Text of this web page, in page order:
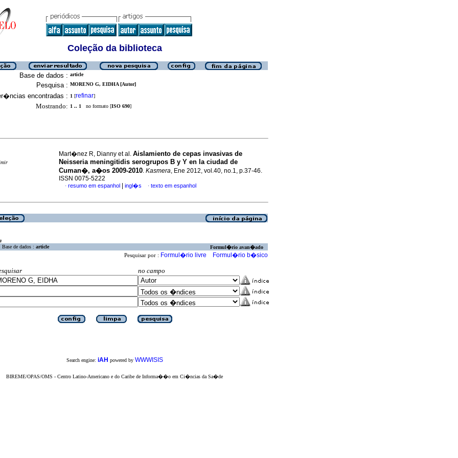
Coleção da biblioteca
Base de dados : article
Pesquisa : MORENO G, EIDHA [Autor]
encontradas : 1 [refinar]
Mostrando: 1 .. 1 no formato [ISO 690]
Mart�nez R, Dianny et al. Aislamiento de cepas invasivas de
Neisseria meningitidis serogrupos B y Y en la ciudad de
Cuman�, a�os 2009-2010. Kasmera, Ene 2012, vol.40, no.1, p.37-46.
ISSN 0075-5222
· resumo em espanhol ingl�s · texto em espanhol
Base de dados : article Formul�rio avan�ado
Pesquisar por : Formul�rio livre Formul�rio b�sico
no campo
Search engine: iAH powered by WWWISIS
BIREME/OPAS/OMS - Centro Latino-Americano e do Caribe de Informa��o em Ci�ncias da Sa�de